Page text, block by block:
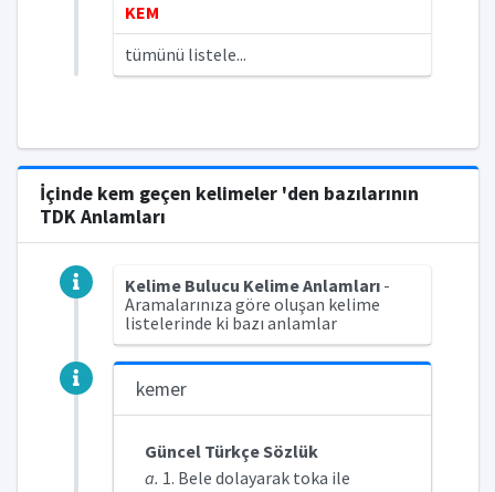
KEM
tümünü listele...
İçinde kem geçen kelimeler 'den bazılarının
TDK Anlamları
Kelime Bulucu Kelime Anlamları -
Aramalarınıza göre oluşan kelime
listelerinde ki bazı anlamlar
kemer
Güncel Türkçe Sözlük
a. 1. Bele dolayarak toka ile